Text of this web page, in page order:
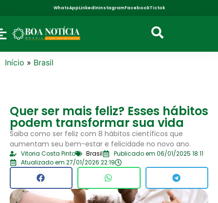
WhatsAppLinkedInInstagramFacebookTictok
Início » Brasil
Quer ser mais feliz? Esses hábitos
podem transformar sua vida
Saiba como ser feliz com 8 hábitos científicos que
aumentam seu bem-estar e felicidade no novo ano.
Vitoria Costa Pinto Brasil
Publicado em 06/01/2025 18:11
Atualizado em 27/01/2026 22:19